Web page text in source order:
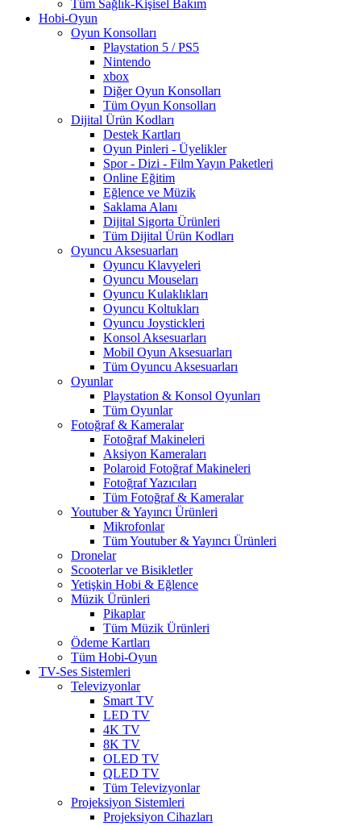
Tüm Sağlık-Kişisel Bakım
Hobi-Oyun
Oyun Konsolları
Playstation 5 / PS5
Nintendo
xbox
Diğer Oyun Konsolları
Tüm Oyun Konsolları
Dijital Ürün Kodları
Destek Kartları
Oyun Pinleri - Üyelikler
Spor - Dizi - Film Yayın Paketleri
Online Eğitim
Eğlence ve Müzik
Saklama Alanı
Dijital Sigorta Ürünleri
Tüm Dijital Ürün Kodları
Oyuncu Aksesuarları
Oyuncu Klavyeleri
Oyuncu Mouseları
Oyuncu Kulaklıkları
Oyuncu Koltukları
Oyuncu Joystickleri
Konsol Aksesuarları
Mobil Oyun Aksesuarları
Tüm Oyuncu Aksesuarları
Oyunlar
Playstation & Konsol Oyunları
Tüm Oyunlar
Fotoğraf & Kameralar
Fotoğraf Makineleri
Aksiyon Kameraları
Polaroid Fotoğraf Makineleri
Fotoğraf Yazıcıları
Tüm Fotoğraf & Kameralar
Youtuber & Yayıncı Ürünleri
Mikrofonlar
Tüm Youtuber & Yayıncı Ürünleri
Dronelar
Scooterlar ve Bisikletler
Yetişkin Hobi & Eğlence
Müzik Ürünleri
Pikaplar
Tüm Müzik Ürünleri
Ödeme Kartları
Tüm Hobi-Oyun
TV-Ses Sistemleri
Televizyonlar
Smart TV
LED TV
4K TV
8K TV
OLED TV
QLED TV
Tüm Televizyonlar
Projeksiyon Sistemleri
Projeksiyon Cihazları